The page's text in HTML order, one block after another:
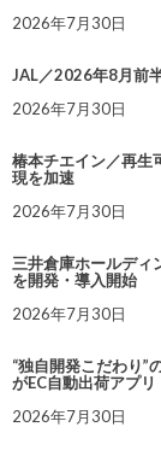
2026年7月30日
JAL／2026年8月前
2026年7月30日
椿本チエイン／再生
現を加速
2026年7月30日
三井倉庫ホールディ
を開発・導入開始
2026年7月30日
“独自開発こだわり”
がEC自動出荷アプ
2026年7月30日